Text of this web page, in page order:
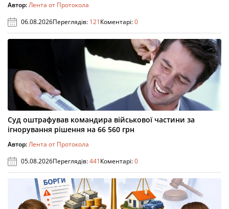
Автор:Лента от Протокола
06.08.2026Переглядів: 121Коментарі:0
Суд оштрафував командира військової частини за
ігнорування рішення на 66 560 грн
Автор:Лента от Протокола
05.08.2026Переглядів:441Коментарі:0